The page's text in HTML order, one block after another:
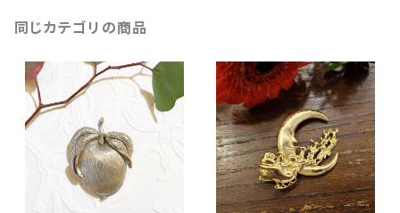
同じカテゴリの商品